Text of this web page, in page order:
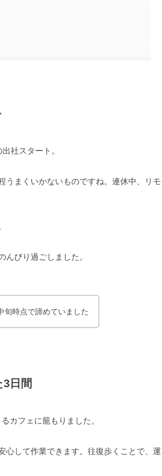
社スタート。
うまくいかないものですね。連休中、リモ
びり過ごしました。
旬時点で諦めていました
日間
カフェに籠もりました。
心して作業できます。往復歩くことで、運